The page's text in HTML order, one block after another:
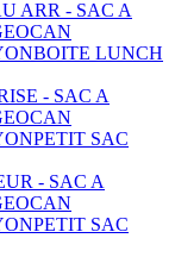
BOITE LUNCH
PETIT SAC
PETIT SAC